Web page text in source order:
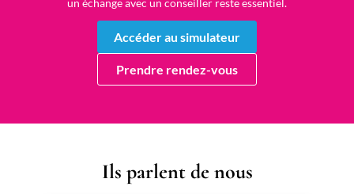
un échange avec un conseiller reste essentiel.
Accéder au simulateur
Prendre rendez-vous
Ils parlent de nous